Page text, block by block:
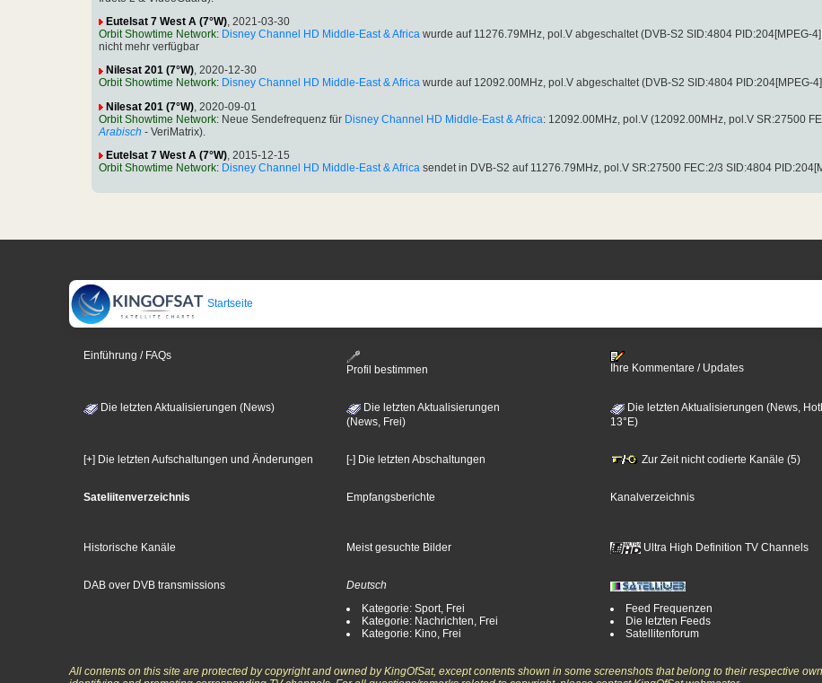
Eutelsat 7 West A (7°W) , 2021-03-30
Orbit Showtime Network: Disney Channel HD Middle-East & Africa wurde auf 11276.79MHz, pol.V abgeschaltet (DVB-S2 SID:4804 PID:204[MPEG-4]
nicht mehr verfügbar
Nilesat 201 (7°W), 2020-12-30
Orbit Showtime Network: Disney Channel HD Middle-East & Africa wurde auf 12092.00MHz, pol.V abgeschaltet (DVB-S2 SID:4804 PID:204[MPEG-4]
Nilesat 201 (7°W) , 2020-09-01
Orbit Showtime Network: Neue Sendefrequenz für Disney Channel HD Middle-East & Africa: 12092.00MHz, pol.V (12092.00MHz, pol.V SR:27500
Arabisch - VeriMatrix).
Eutelsat 7 West A (7°W), 2015-12-15
Orbit Showtime Network: Disney Channel HD Middle-East & Africa sendet in DVB-S2 auf 11276.79MHz, pol.V SR:27500 FEC:2/3 SID:4804
Startseite
Einführung / FAQs
Profil bestimmen
Ihre Kommentare / Updates
Die letzten Aktualisierungen (News)
Die letzten Aktualisierungen
(News, Frei)
Die letzten Aktualisierungen (News,
13°E)
[+] Die letzten Aufschaltungen und Änderungen [-] Die letzten Abschaltungen Zur Zeit nicht codierte Kanäle (5)
Sateliitenverzeichnis Empfangsberichte Kanalverzeichnis
Historische Kanäle Meist gesuchte Bilder Ultra High Definition TV Channels
DAB over DVB transmissions
Deutsch
Kategorie: Sport, Frei
Kategorie: Nachrichten, Frei
Kategorie: Kino, Frei
Feed Frequenzen
Die letzten Feeds
Satellitenforum
All contents on this site are protected by copyright and owned by KingOfSat, except contents shown in some screenshots that belong to their respective